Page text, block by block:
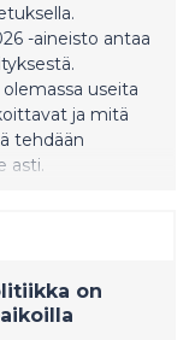
-aineisto antaa
useita
ja mitä
tehdään
asti.
on